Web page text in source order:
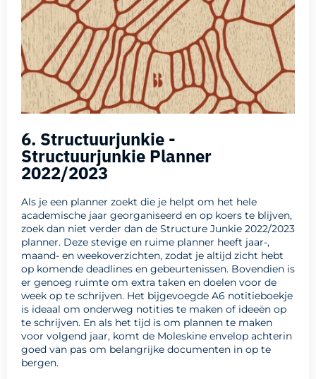
6. Structuurjunkie -
Structuurjunkie Planner
2022/2023
Als je een planner zoekt die je helpt om het hele
academische jaar georganiseerd en op koers te blijven,
zoek dan niet verder dan de Structure Junkie 2022/2023
planner. Deze stevige en ruime planner heeft jaar-,
maand- en weekoverzichten, zodat je altijd zicht hebt
op komende deadlines en gebeurtenissen. Bovendien is
er genoeg ruimte om extra taken en doelen voor de
week op te schrijven. Het bijgevoegde A6 notitieboekje
is ideaal om onderweg notities te maken of ideeën op
te schrijven. En als het tijd is om plannen te maken
voor volgend jaar, komt de Moleskine envelop achterin
goed van pas om belangrijke documenten in op te
bergen.